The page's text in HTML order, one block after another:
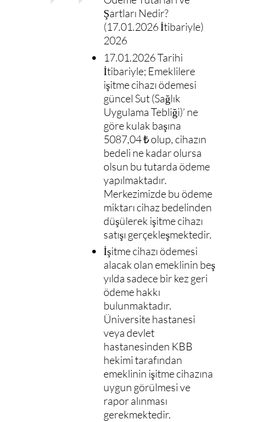
Şartları Nedir?
(17.01.2026 İtibariyle)
2026
17.01.2026 Tarihi
İtibariyle; Emeklilere
işitme cihazı ödemesi
güncel Sut (Sağlık
Uygulama Tebliği)’ ne
göre kulak başına
5087,04 ₺ olup, cihazın
bedeli ne kadar olursa
olsun bu tutarda ödeme
yapılmaktadır.
Merkezimizde bu ödeme
miktarı cihaz bedelinden
düşülerek işitme cihazı
satışı gerçekleşmektedir.
İşitme cihazı ödemesi
alacak olan emeklinin beş
yılda sadece bir kez geri
ödeme hakkı
bulunmaktadır.
Üniversite hastanesi
veya devlet
hastanesinden KBB
hekimi tarafından
emeklinin işitme cihazına
uygun görülmesi ve
rapor alınması
gerekmektedir.